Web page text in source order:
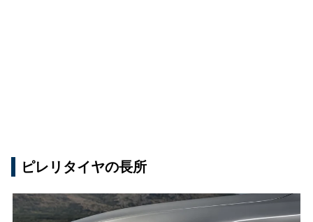
ピレリタイヤの長所